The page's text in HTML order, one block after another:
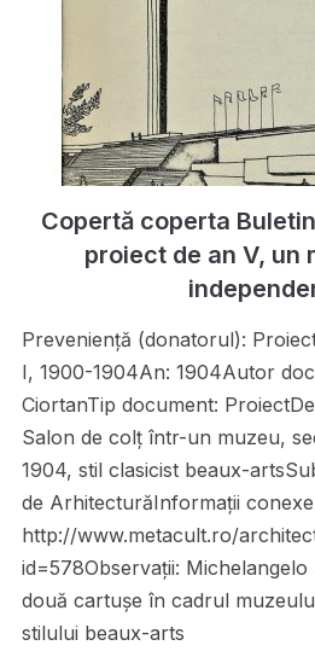
Copertă coperta
proiect de an V, un
Preveniență (donatorul):
I, 1900-1904An: 1904Autor
CiortanTip document:
Salon de colţ într-un muzeu,
1904, stil clasicist beaux-
de ArhitecturăInformații
http://www.metacult.ro/
id=578Observații:
două cartuşe în cadrul
stilului beaux-arts